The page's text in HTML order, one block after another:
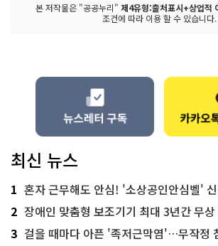
본 저작물은 "공공누리" 제4유형:출처표시+상업적
조건에 따라 이용 할 수 있습니다.
최신 뉴스
1 혼자 근무해도 안심! '소상공인안심벨'
2 장애인 맞춤형 보조기기 최대 3년간 무상 대
3 걸을 때마다 아픈 '족저근막염'…무작정 참지 말